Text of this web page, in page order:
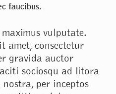
faucibus.
vulputate.
amet, consectetur
gravida auctor
sociosqu ad litora
per inceptos